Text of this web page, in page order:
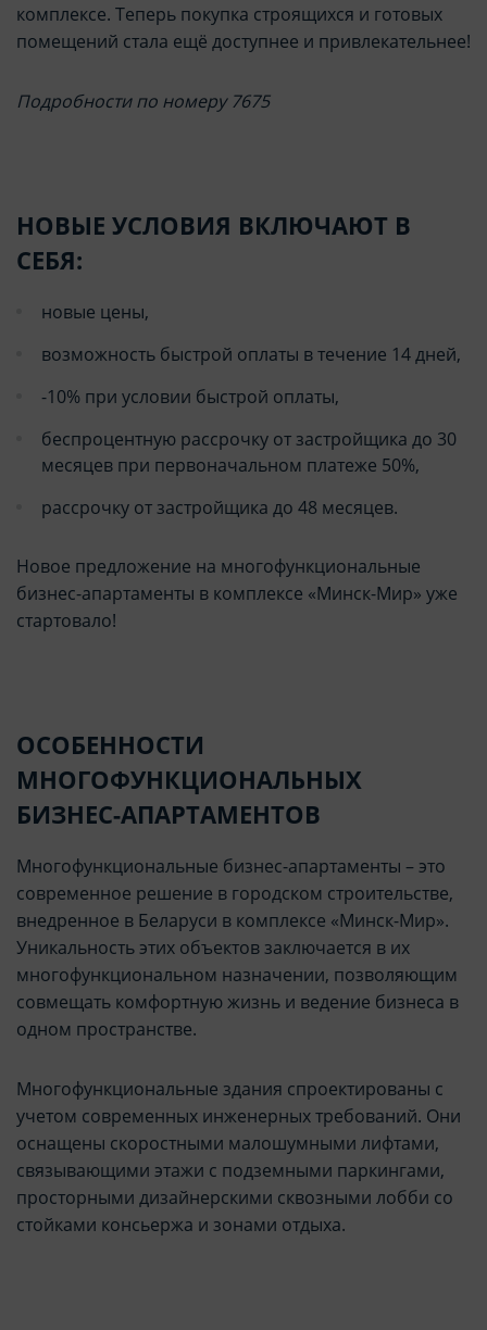
комплексе. Теперь покупка строящихся и готовых
помещений стала ещё доступнее и привлекательнее!
Подробности по номеру 7675
НОВЫЕ УСЛОВИЯ ВКЛЮЧАЮТ В
СЕБЯ:
новые цены,
возможность быстрой оплаты в течение 14 дней,
-10% при условии быстрой оплаты,
беспроцентную рассрочку от застройщика до 30
месяцев при первоначальном платеже 50%,
рассрочку от застройщика до 48 месяцев.
Новое предложение на многофункциональные
бизнес-апартаменты в комплексе «Минск-Мир» уже
стартовало!
ОСОБЕННОСТИ
МНОГОФУНКЦИОНАЛЬНЫХ
БИЗНЕС-АПАРТАМЕНТОВ
Многофункциональные бизнес-апартаменты – это
современное решение в городском строительстве,
внедренное в Беларуси в комплексе «Минск-Мир».
Уникальность этих объектов заключается в их
многофункциональном назначении, позволяющим
совмещать комфортную жизнь и ведение бизнеса в
одном пространстве.
Многофункциональные здания спроектированы с
учетом современных инженерных требований. Они
оснащены скоростными малошумными лифтами,
связывающими этажи с подземными паркингами,
просторными дизайнерскими сквозными лобби со
стойками консьержа и зонами отдыха.